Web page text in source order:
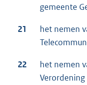
gemeente
21
het nemen
22
het nemen